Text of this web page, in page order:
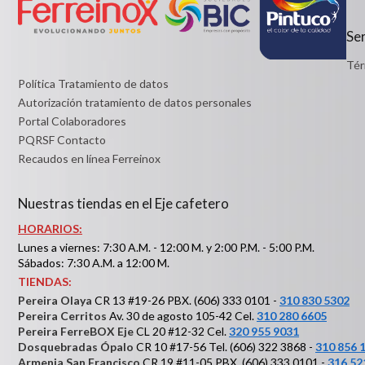
Política Tratamiento de datos
Autorización tratamiento de datos personales
Portal Colaboradores
PQRSF Contacto
Recaudos en línea Ferreinox
Nuestras tiendas en el Eje cafetero
HORARIOS:
Lunes a viernes: 7:30 A.M. - 12:00 M. y 2:00 P.M. - 5:00 P.M.
Sábados: 7:30 A.M. a 12:00 M.
TIENDAS:
Pereira Olaya CR 13 #19-26 PBX. (606) 333 0101 - 310 830 5302
Pereira Cerritos Av. 30 de agosto 105-42 Cel.310 280 6605
Pereira FerreBOX EjeCL 20 #12-32 Cel.320 955 9031
Dosquebradas Ópalo CR 10 #17-56 Tel. (606) 322 3868 - 310 856
Armenia San Francisco CR 19 #11-05 PBX. (606) 333 0101 - 316